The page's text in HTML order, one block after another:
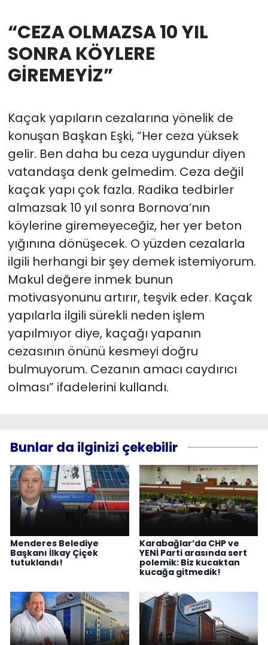
“CEZA OLMAZSA 10 YIL
SONRA KÖYLERE
GİREMEYİZ”
Kaçak yapıların cezalarına yönelik de
konuşan Başkan Eşki, “Her ceza yüksek
gelir. Ben daha bu ceza uygundur diyen
vatandaşa denk gelmedim. Ceza değil
kaçak yapı çok fazla. Radika tedbirler
almazsak 10 yıl sonra Bornova’nın
köylerine giremeyeceğiz, her yer beton
yığınına dönüşecek. O yüzden cezalarla
ilgili herhangi bir şey demek istemiyorum.
Makul değere inmek bunun
motivasyonunu artırır, teşvik eder. Kaçak
yapılarla ilgili sürekli neden işlem
yapılmıyor diye, kaçağı yapanın
cezasının önünü kesmeyi doğru
bulmuyorum. Cezanın amacı caydırıcı
olması” ifadelerini kullandı.
Bunlar da ilginizi çekebilir
Menderes Belediye
Başkanı İlkay Çiçek
tutuklandı!
Karabağlar’da CHP ve
YENİ Parti arasında sert
polemik: Biz kucaktan
kucağa gitmedik!